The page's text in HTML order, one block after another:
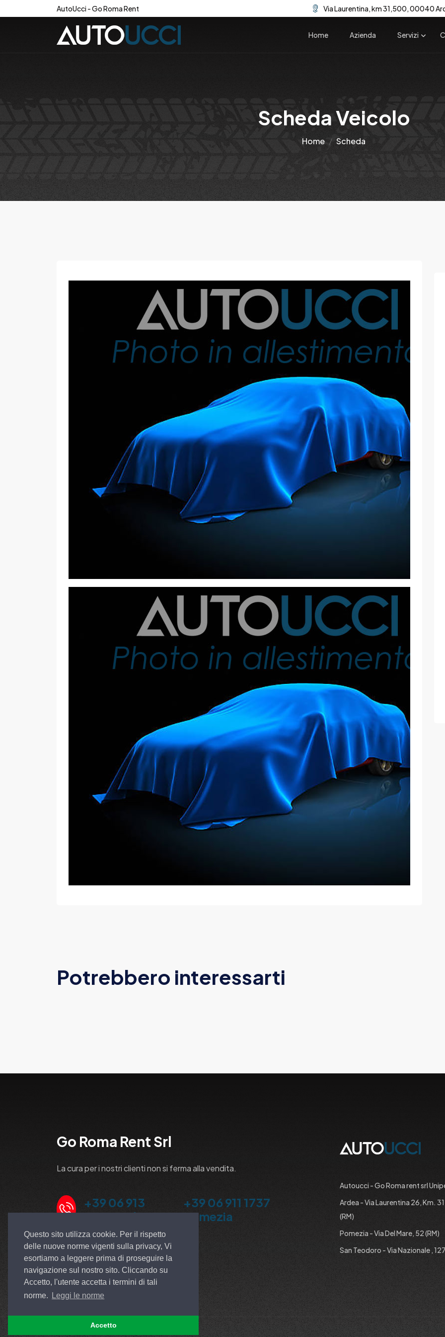
Questo sito utilizza cookie. Per il rispetto
delle nuove norme vigenti sulla privacy, Vi
esortiamo a leggere prima di proseguire la
navigazione sul nostro sito. Cliccando su
Accetto, l'utente accetta i termini di tali
norme.
Leggi le norme
Accetto
AutoUcci - Go Roma Rent Via Laurentina, km 31,500, 00040
Home Azienda Servizi
Scheda Veicolo
Home Scheda
Potrebbero interessarti
Go Roma Rent Srl
La cura per i nostri clienti non si ferma alla vendita.
+39 06 913
5100 Ardea
+39 06 911 1737
Pomezia
Autoucci - Go Roma rent srl
Ardea - Via Laurentina 26, Km.
(RM)
Pomezia - Via Del Mare, 52 (RM)
San Teodoro - Via Nazionale ,
© All rights reserved. Made by